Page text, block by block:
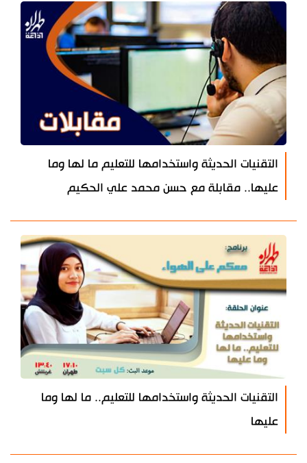
التقنيات الحديثة واستخدامها للتعليم ما لها وما
عليها.. مقابلة مع حسن محمد علي الحكيم
التقنيات الحديثة واستخدامها للتعليم.. ما لها وما
عليها